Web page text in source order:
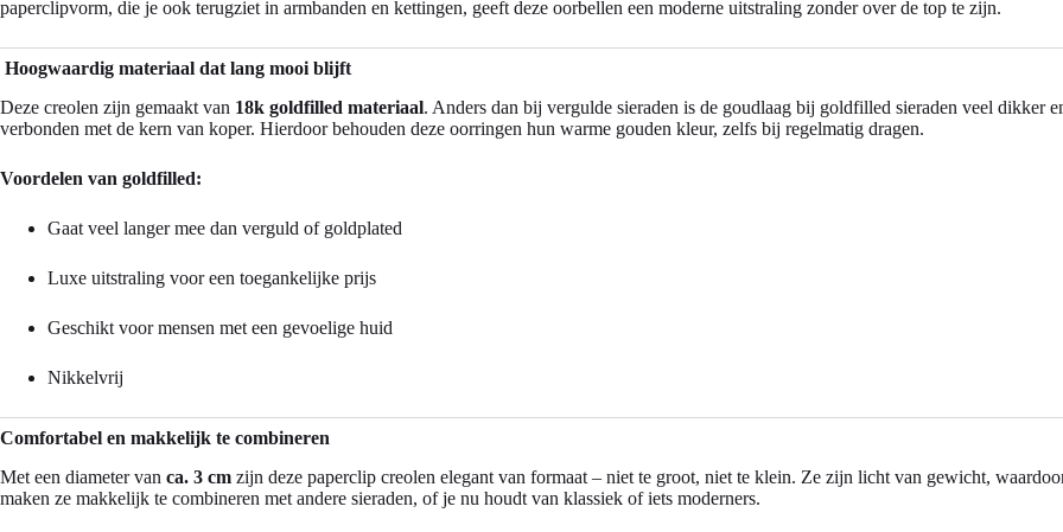
paperclipvorm, die je ook terugziet in armbanden en kettingen, geeft deze oorbellen een moderne uitstraling zonder over de top te zijn.
Hoogwaardig materiaal dat lang mooi blijft
Deze creolen zijn gemaakt van 18k goldfilled materiaal. Anders dan bij vergulde sieraden is de goudlaag bij goldfilled sieraden veel dikker
verbonden met de kern van koper. Hierdoor behouden deze oorringen hun warme gouden kleur, zelfs bij regelmatig dragen.
Voordelen van goldfilled:
Gaat veel langer mee dan verguld of goldplated
Luxe uitstraling voor een toegankelijke prijs
Geschikt voor mensen met een gevoelige huid
Nikkelvrij
Comfortabel en makkelijk te combineren
Met een diameter van ca. 3 cm zijn deze paperclip creolen elegant van formaat – niet te groot, niet te klein. Ze zijn licht van gewicht,
maken ze makkelijk te combineren met andere sieraden, of je nu houdt van klassiek of iets moderners.